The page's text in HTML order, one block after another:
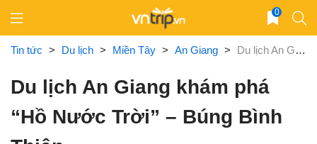
content
0
Tin tức > Du lịch > Miền Tây > An Giang > Du lịch An Giang khám phá “Hồ Nước Trời” – Búng Bình Thiên
Du lịch An Giang khám phá
“Hồ Nước Trời” – Búng Bình